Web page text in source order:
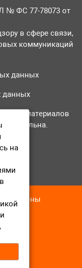
№ ФС 77-78073 от
в сфере связи,
коммуникаций
данных
данных
материалов
защищены
на